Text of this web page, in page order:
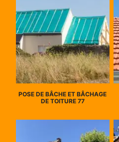
POSE DE BÂCHE ET BÂCHAGE
DE TOITURE 77